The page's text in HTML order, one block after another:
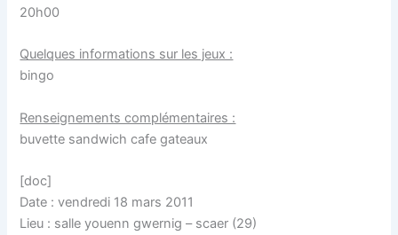
20h00
Quelques informations sur les jeux :
bingo
Renseignements complémentaires :
buvette sandwich cafe gateaux
[doc]
Date : vendredi 18 mars 2011
Lieu : salle youenn gwernig – scaer (29)